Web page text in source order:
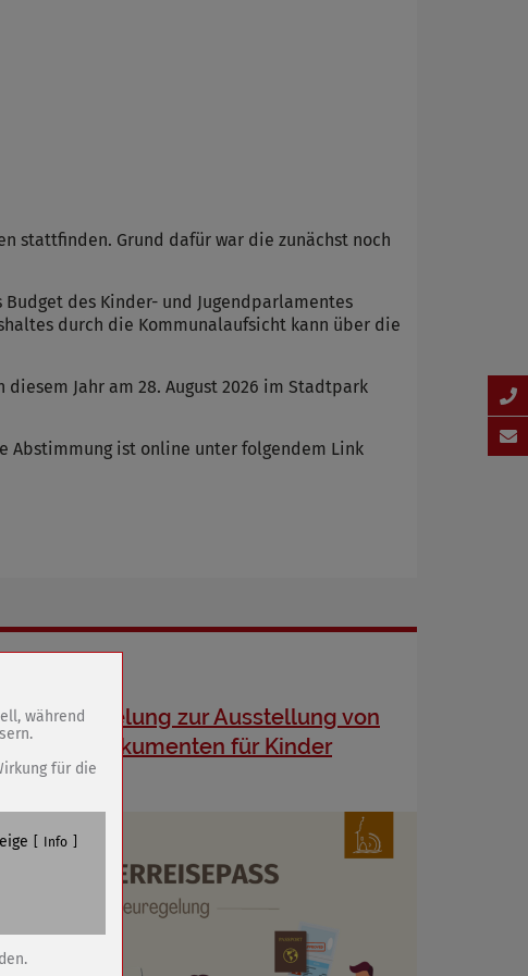
stattfinden. Grund dafür war die zunächst noch
des Kinder- und Jugendparlamentes
durch die Kommunalaufsicht kann über die
Jahr am 28. August 2026 im Stadtpark
Abstimmung ist online unter folgendem Link
Neuregelung zur Ausstellung von
Reisedokumenten für Kinder
während
für die
Info